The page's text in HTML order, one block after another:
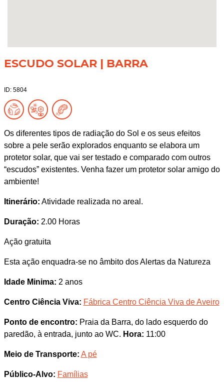
ESCUDO SOLAR | BARRA
ID: 5804
Os diferentes tipos de radiação do Sol e os seus efeitos
sobre a pele serão explorados enquanto se elabora um
protetor solar, que vai ser testado e comparado com outros
“escudos” existentes. Venha fazer um protetor solar amigo do
ambiente!
Itinerário: Atividade realizada no areal.
Duração: 2.00 Horas
Ação gratuita
Esta ação enquadra-se no âmbito dos Alertas da Natureza
Idade Minima: 2 anos
Centro Ciência Viva: Fábrica Centro Ciência Viva de Aveiro
Ponto de encontro: Praia da Barra, do lado esquerdo do
paredão, à entrada, junto ao WC. Hora: 11:00
Meio de Transporte: A pé
Público-Alvo: Famílias